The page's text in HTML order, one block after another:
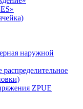
наружной
ZPUE